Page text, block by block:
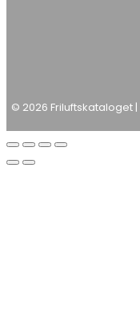
© 2026 Friluftskataloget